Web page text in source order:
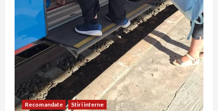
Recomandate Stiri interne